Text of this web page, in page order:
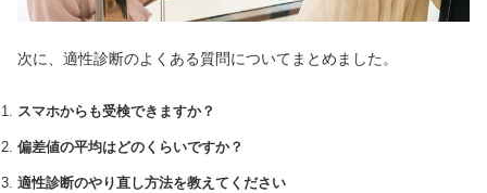
次に、適性診断のよくある質問についてまとめました。
スマホからも受検できますか？
偏差値の平均はどのくらいですか？
適性診断のやり直し方法を教えてください